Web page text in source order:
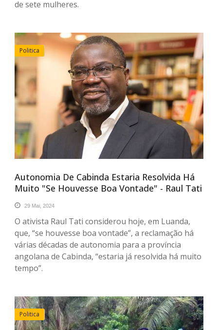
de sete mulheres.
Politica
Autonomia De Cabinda Estaria Resolvida Há
Muito "se Houvesse Boa Vontade" - Raul Tati
29 Mai, 2024
O ativista Raul Tati considerou hoje, em Luanda,
que, “se houvesse boa vontade”, a reclamação há
várias décadas de autonomia para a província
angolana de Cabinda, “estaria já resolvida há muito
tempo”.
Politica